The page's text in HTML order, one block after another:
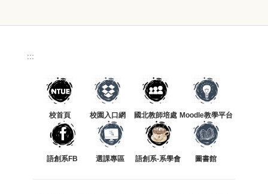
:::
校首頁 校園入口網 國北教師培處 Moodle教學平台
語創系FB 選課專區 語創系-系學會 圖書館